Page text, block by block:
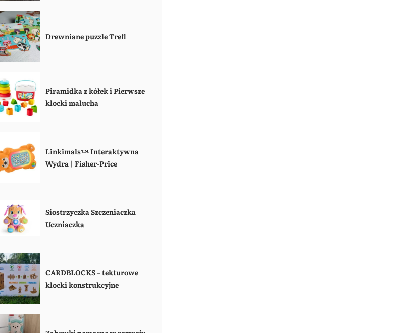
Drewniane puzzle Trefl
Piramidka z kółek i Pierwsze
klocki malucha
Linkimals™ Interaktywna
Wydra | Fisher-Price
Siostrzyczka Szczeniaczka
Uczniaczka
CARDBLOCKS – tekturowe
klocki konstrukcyjne